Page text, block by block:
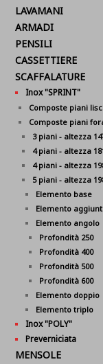
LAVAMANI
ARMADI
PENSILI
CASSETTIERE
SCAFFALATURE
Inox "SPRINT"
Composte piani
Composte piani
3 piani - altezza
4 piani - altezza
4 piani - altezza
5 piani - altezza
Elemento base
Elemento
Elemento angolo
Profondità 250
Profondità 400
Profondità 500
Profondità 600
Elemento doppio
Elemento triplo
Inox "POLY"
Preverniciata
MENSOLE